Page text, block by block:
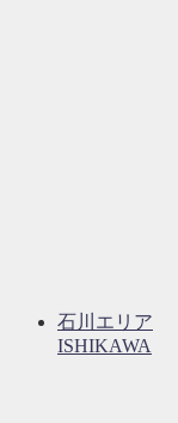
石川エリア
ISHIKAWA